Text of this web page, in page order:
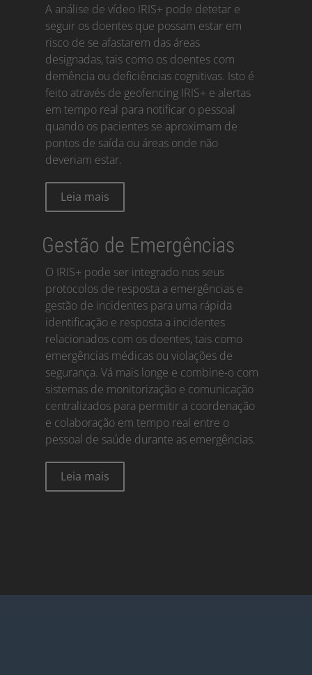
A análise de vídeo IRIS+ pode detetar e
seguir os doentes que possam estar em
risco de se afastarem das áreas
designadas, tais como os doentes com
demência ou deficiências cognitivas. Isto é
feito através de geofencing IRIS+ e alertas
em tempo real para notificar o pessoal
quando os pacientes se aproximam de
pontos de saída ou áreas onde não
deveriam estar.
Leia mais
Gestão de Emergências
O IRIS+ pode ser integrado nos seus
protocolos de resposta a emergências e
gestão de incidentes para uma rápida
identificação e resposta a incidentes
relacionados com os doentes, tais como
emergências médicas ou violações de
segurança. Vá mais longe e combine-o com
sistemas de monitorização e comunicação
centralizados para permitir a coordenação
e colaboração em tempo real entre o
pessoal de saúde durante as emergências.
Leia mais